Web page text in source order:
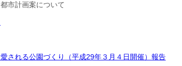
市計画案について
される公園づくり（平成29年３月４日開催）報告